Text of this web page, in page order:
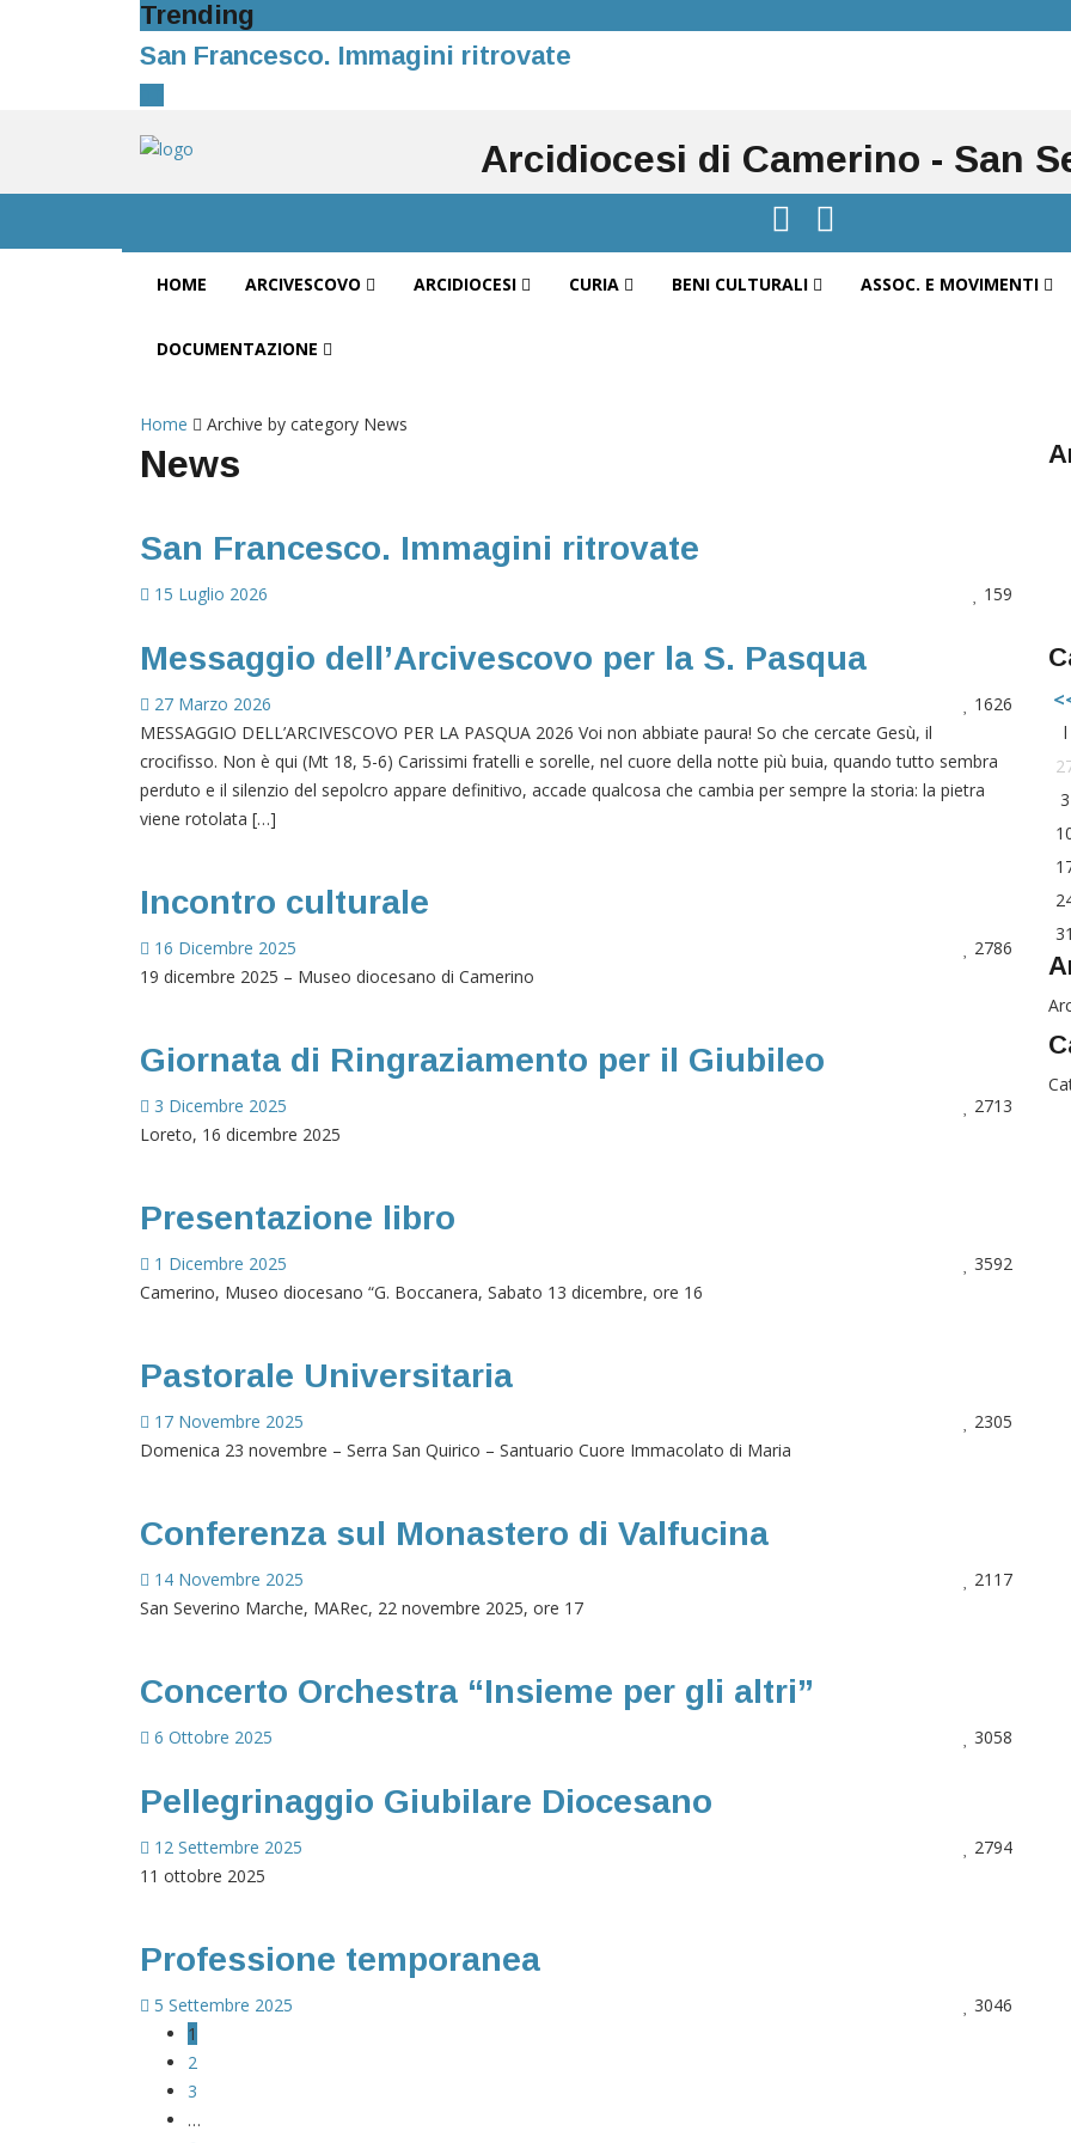
Trending
San Francesco. Immagini ritrovate
Arcidiocesi di Camerino - San
HOME ARCIVESCOVO ARCIDIOCESI CURIA BENI CULTURALI ASSOC. E MOVIMENTI
DOCUMENTAZIONE
Home Archive by category News
News
San Francesco. Immagini ritrovate
15 Luglio 2026 159
Messaggio dell’Arcivescovo per la S. Pasqua
27 Marzo 2026
1626
MESSAGGIO DELL’ARCIVESCOVO PER LA PASQUA 2026 Voi non abbiate paura! So che cercate Gesù, il
crocifisso. Non è qui (Mt 18, 5-6) Carissimi fratelli e sorelle, nel cuore della notte più buia, quando tutto sembra
perduto e il silenzio del sepolcro appare definitivo, accade qualcosa che cambia per sempre la storia: la pietra
viene rotolata […]
Incontro culturale
16 Dicembre 2025
2786
19 dicembre 2025 – Museo diocesano di Camerino
Giornata di Ringraziamento per il Giubileo
3 Dicembre 2025
2713
Loreto, 16 dicembre 2025
Presentazione libro
1 Dicembre 2025
3592
Camerino, Museo diocesano “G. Boccanera, Sabato 13 dicembre, ore 16
Pastorale Universitaria
17 Novembre 2025
2305
Domenica 23 novembre – Serra San Quirico – Santuario Cuore Immacolato di Maria
Conferenza sul Monastero di Valfucina
14 Novembre 2025
2117
San Severino Marche, MARec, 22 novembre 2025, ore 17
Concerto Orchestra “Insieme per gli altri”
6 Ottobre 2025 3058
Pellegrinaggio Giubilare Diocesano
12 Settembre 2025
2794
11 ottobre 2025
Professione temporanea
5 Settembre 2025
3046
1
2
3
…
l
3
31